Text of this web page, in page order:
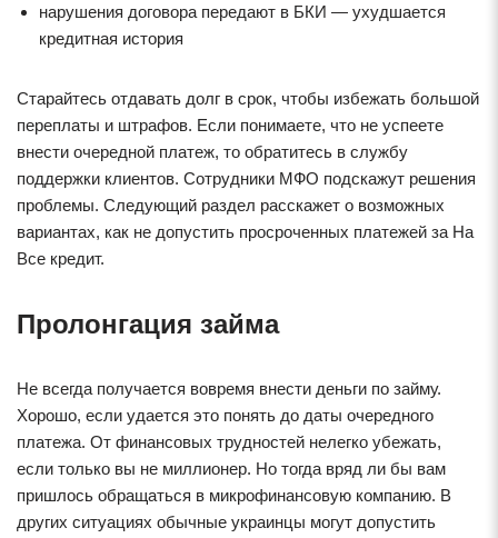
нарушения договора передают в БКИ — ухудшается
кредитная история
Старайтесь отдавать долг в срок, чтобы избежать большой
переплаты и штрафов. Если понимаете, что не успеете
внести очередной платеж, то обратитесь в службу
поддержки клиентов. Сотрудники МФО подскажут решения
проблемы. Следующий раздел расскажет о возможных
вариантах, как не допустить просроченных платежей за На
Все кредит.
Пролонгация займа
Не всегда получается вовремя внести деньги по займу.
Хорошо, если удается это понять до даты очередного
платежа. От финансовых трудностей нелегко убежать,
если только вы не миллионер. Но тогда вряд ли бы вам
пришлось обращаться в микрофинансовую компанию. В
других ситуациях обычные украинцы могут допустить